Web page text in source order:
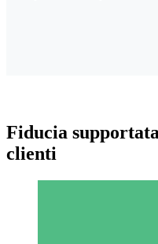
Fiducia
clienti